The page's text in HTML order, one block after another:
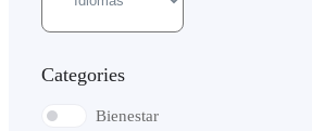
Categories
Bienestar